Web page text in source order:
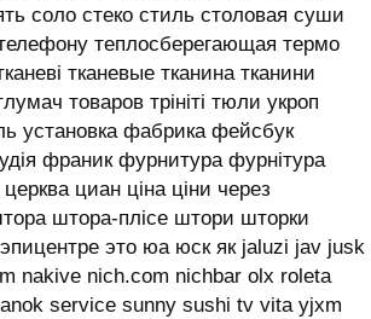
соло стеко стиль столовая суши
теплосберегающая термо
тканевые тканина тканини
товаров трініті тюли укроп
установка фабрика фейсбук
франик фурнитура фурнітура
циан ціна ціни через
штора-плісе штори шторки
это юа юск як jaluzi jav jusk
nakive nich.com nichbar olx roleta
service sunny sushi tv vita yjxm